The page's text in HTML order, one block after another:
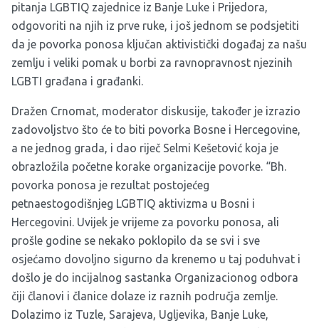
pitanja LGBTIQ zajednice iz Banje Luke i Prijedora,
odgovoriti na njih iz prve ruke, i još jednom se podsjetiti
da je povorka ponosa ključan aktivistički događaj za našu
zemlju i veliki pomak u borbi za ravnopravnost njezinih
LGBTI građana i građanki.
Dražen Crnomat, moderator diskusije, također je izrazio
zadovoljstvo što će to biti povorka Bosne i Hercegovine,
a ne jednog grada, i dao riječ Selmi Kešetović koja je
obrazložila početne korake organizacije povorke. “Bh.
povorka ponosa je rezultat postojećeg
petnaestogodišnjeg LGBTIQ aktivizma u Bosni i
Hercegovini. Uvijek je vrijeme za povorku ponosa, ali
prošle godine se nekako poklopilo da se svi i sve
osjećamo dovoljno sigurno da krenemo u taj poduhvat i
došlo je do incijalnog sastanka Organizacionog odbora
čiji članovi i članice dolaze iz raznih područja zemlje.
Dolazimo iz Tuzle, Sarajeva, Ugljevika, Banje Luke,